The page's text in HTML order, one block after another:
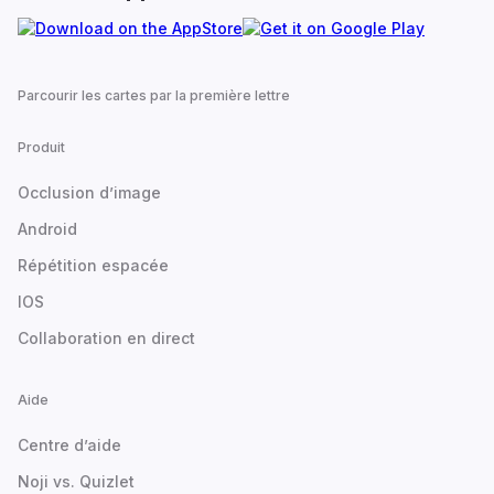
Parcourir les cartes par la première lettre
Produit
Occlusion d’image
Android
Répétition espacée
IOS
Collaboration en direct
Aide
Centre d’aide
Noji vs. Quizlet